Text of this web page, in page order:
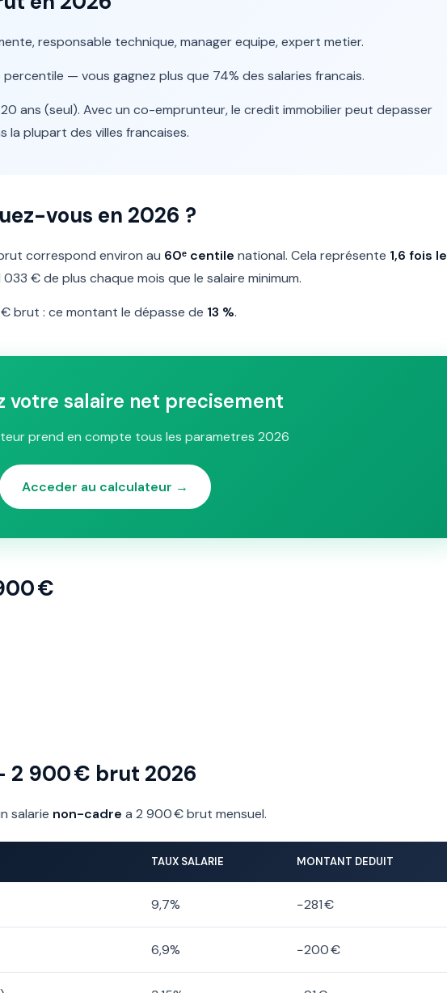
responsable technique, manager equipe, expert metier.
percentile — vous gagnez plus que 74% des salaries francais.
ans (seul). Avec un co-emprunteur, le credit immobilier peut depasser
plupart des villes francaises.
vous en 2026 ?
correspond environ au 60ᵉ centile national. Cela représente 1,6 fois le
€ de plus chaque mois que le salaire minimum.
brut : ce montant le dépasse de 13 %.
votre salaire net precisement
prend en compte tous les parametres 2026
Acceder au calculateur →
€
2 900 € brut 2026
salarie non-cadre a 2 900 € brut mensuel.
TAUX SALARIE MONTANT DEDUIT
9,7% −281 €
6,9% −200 €